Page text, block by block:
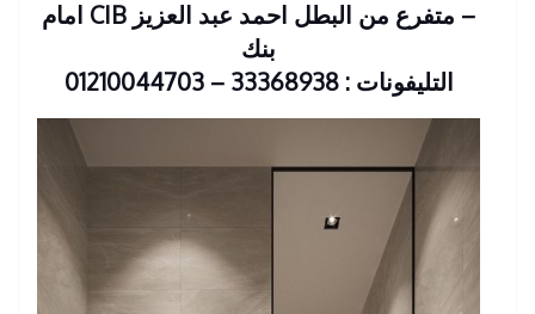
– متفرع من البطل احمد عبد العزيز CIB امام
بنك
التليفونات : 33368938 – 01210044703